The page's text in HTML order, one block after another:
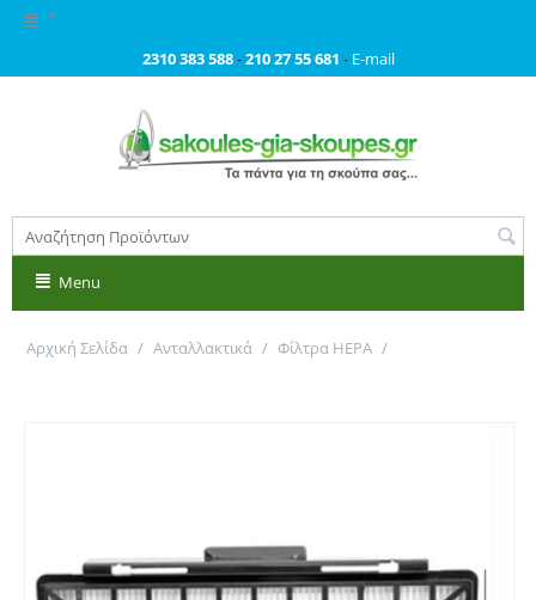
2310 383 588-210 27 55 681 - E-mail
Menu
Αρχική Σελίδα / Ανταλλακτικά / Φίλτρα HEPA /